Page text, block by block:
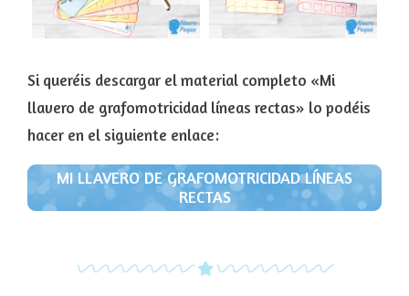
Si queréis descargar el material completo «Mi
llavero de grafomotricidad líneas rectas» lo podéis
hacer en el siguiente enlace:
MI LLAVERO DE GRAFOMOTRICIDAD LÍNEAS
RECTAS